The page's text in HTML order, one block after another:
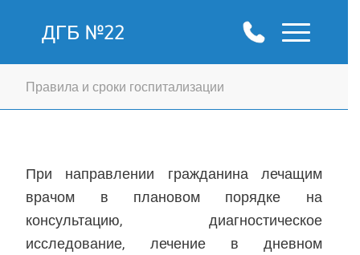
ДГБ №22
Правила и сроки госпитализации
При направлении гражданина лечащим
врачом в плановом порядке на
консультацию, диагностическое
исследование, лечение в дневном